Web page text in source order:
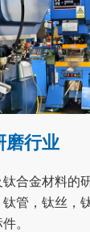
磨行业
合金材料的
管，钛丝，
。